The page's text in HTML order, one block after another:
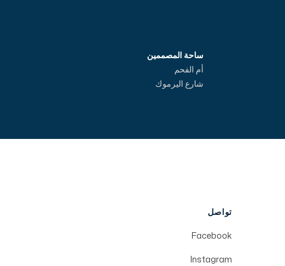
ساحة المصممين
أم الفحم
شارع اليرموك
تواصل
Facebook
Instagram